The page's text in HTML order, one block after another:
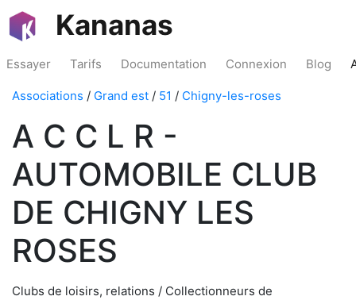
Kananas
Essayer Tarifs Documentation Connexion Blog
Associations / Grand est / 51 / Chigny-les-roses
A C C L R -
AUTOMOBILE CLUB
DE CHIGNY LES
ROSES
Clubs de loisirs, relations / Collectionneurs de